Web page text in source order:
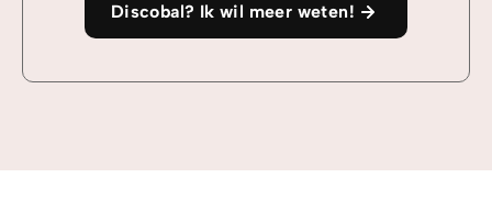
Discobal? Ik wil meer weten!